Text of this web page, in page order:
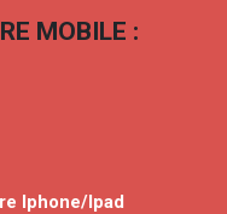
MOBILE :
Iphone/Ipad